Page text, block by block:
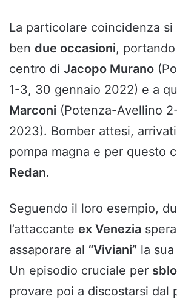
La particolare coincidenza
ben due occasioni,
centro di Jacopo Murano
1-3, 30 gennaio 2022) e a
Marconi (Potenza-Avellino
2023). Bomber attesi,
pompa magna e per questo
Redan.
Seguendo il loro esempio,
l’attaccante ex Venezia
assaporare al “Viviani” la sua
Un episodio cruciale per
provare poi a discostarsi dal